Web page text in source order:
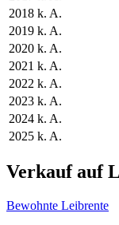
2018 k. A.
2019 k. A.
2020 k. A.
2021 k. A.
2022 k. A.
2023 k. A.
2024 k. A.
2025 k. A.
Verkauf auf
Bewohnte Leibrente